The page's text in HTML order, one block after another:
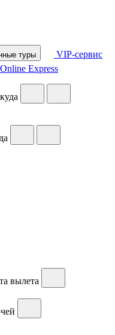
туры
VIP-сервис
Online Express
вылета